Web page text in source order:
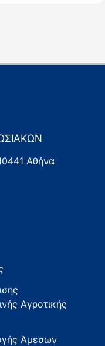
Αθήνα
Αγροτικής
Άμεσων